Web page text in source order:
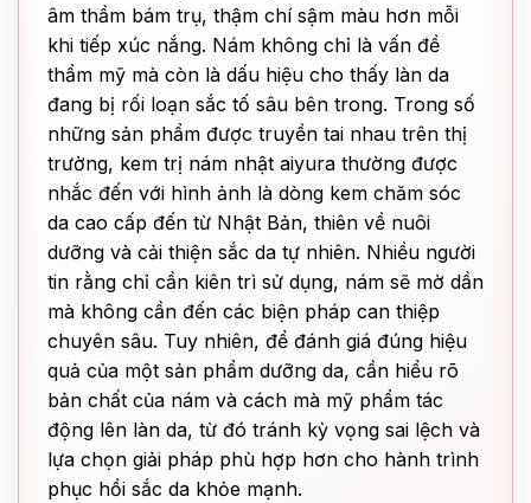
âm thầm bám trụ, thậm chí sậm màu hơn mỗi
khi tiếp xúc nắng. Nám không chỉ là vấn đề
thẩm mỹ mà còn là dấu hiệu cho thấy làn da
đang bị rối loạn sắc tố sâu bên trong. Trong số
những sản phẩm được truyền tai nhau trên thị
trường, kem trị nám nhật aiyura thường được
nhắc đến với hình ảnh là dòng kem chăm sóc
da cao cấp đến từ Nhật Bản, thiên về nuôi
dưỡng và cải thiện sắc da tự nhiên. Nhiều người
tin rằng chỉ cần kiên trì sử dụng, nám sẽ mờ dần
mà không cần đến các biện pháp can thiệp
chuyên sâu. Tuy nhiên, để đánh giá đúng hiệu
quả của một sản phẩm dưỡng da, cần hiểu rõ
bản chất của nám và cách mà mỹ phẩm tác
động lên làn da, từ đó tránh kỳ vọng sai lệch và
lựa chọn giải pháp phù hợp hơn cho hành trình
phục hồi sắc da khỏe mạnh.